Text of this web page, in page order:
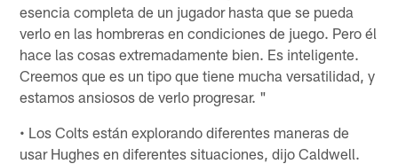
esencia completa de un jugador hasta que se pueda
verlo en las hombreras en condiciones de juego. Pero él
hace las cosas extremadamente bien. Es inteligente.
Creemos que es un tipo que tiene mucha versatilidad, y
estamos ansiosos de verlo progresar. "
• Los Colts están explorando diferentes maneras de
usar Hughes en diferentes situaciones, dijo Caldwell.